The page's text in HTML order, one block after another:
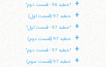
+ "خطبه 96 - قسمت دوم"
+ خطبه 97 (قسمت اول)
+ "خطبه 97 - قسمت اول"
+ خطبه 97 (قسمت دوم)
+ "خطبه 97 - قسمت دوم"
+ خطبه 97 (قسمت سوم)